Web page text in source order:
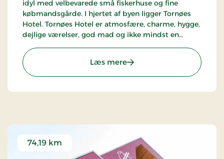
idyl med velbevarede små fiskerhuse og fine
købmandsgårde. I hjertet af byen ligger Tornøes
Hotel. Tornøes Hotel er atmosfære, charme, hygge,
dejlige værelser, god mad og ikke mindst en
Læs mere: Tornøes Hotel, Signature
74,19 km